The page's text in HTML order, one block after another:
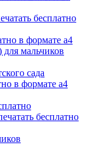
бесплатно
в формате а4
мальчиков
сада
в формате а4
бесплатно